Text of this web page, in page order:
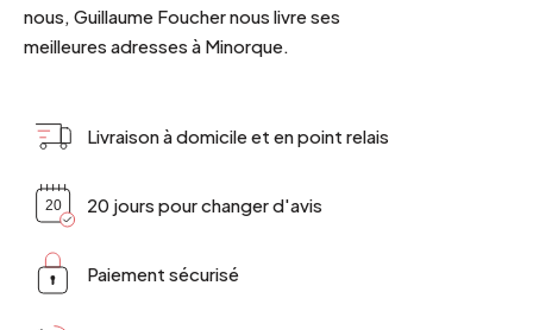
nous, Guillaume Foucher nous livre ses
meilleures adresses à Minorque.
Livraison à domicile et en point relais
20 jours pour changer d'avis
Paiement sécurisé